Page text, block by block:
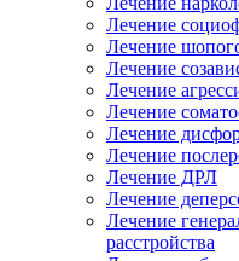
Лечение
Лечение
Лечение
Лечение
Лечение
Лечение
Лечение
Лечение ДРЛ
Лечение
Лечение
расстройства